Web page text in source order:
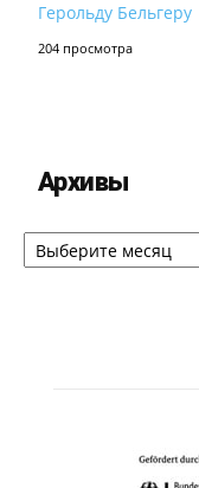
Герольду Бельгеру
204 просмотра
Архивы
Архивы